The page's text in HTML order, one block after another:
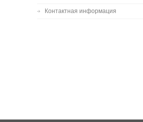
Контактная информация